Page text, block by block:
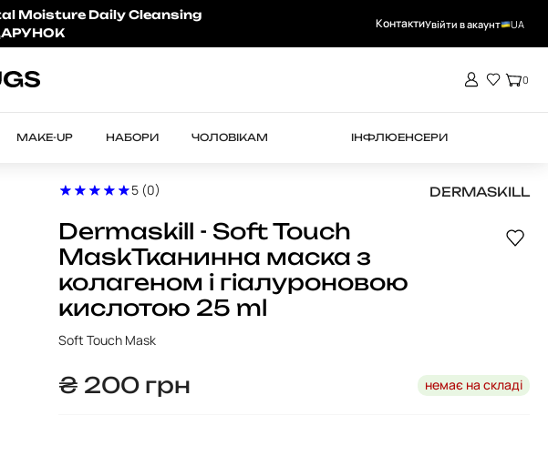
Moisture Daily Cleansing
КонтактиУвійти в акаунт UA
0
MAKE-UP НАБОРИ ЧОЛОВІКАМ ІНФЛЮЕНСЕРИ
5 (0) DERMASKILL
Dermaskill - Soft Touch
MaskТканинна маска з
колагеном і гіалуроновою
кислотою 25 ml
Soft Touch Mask
₴ 200 грн немає на складі